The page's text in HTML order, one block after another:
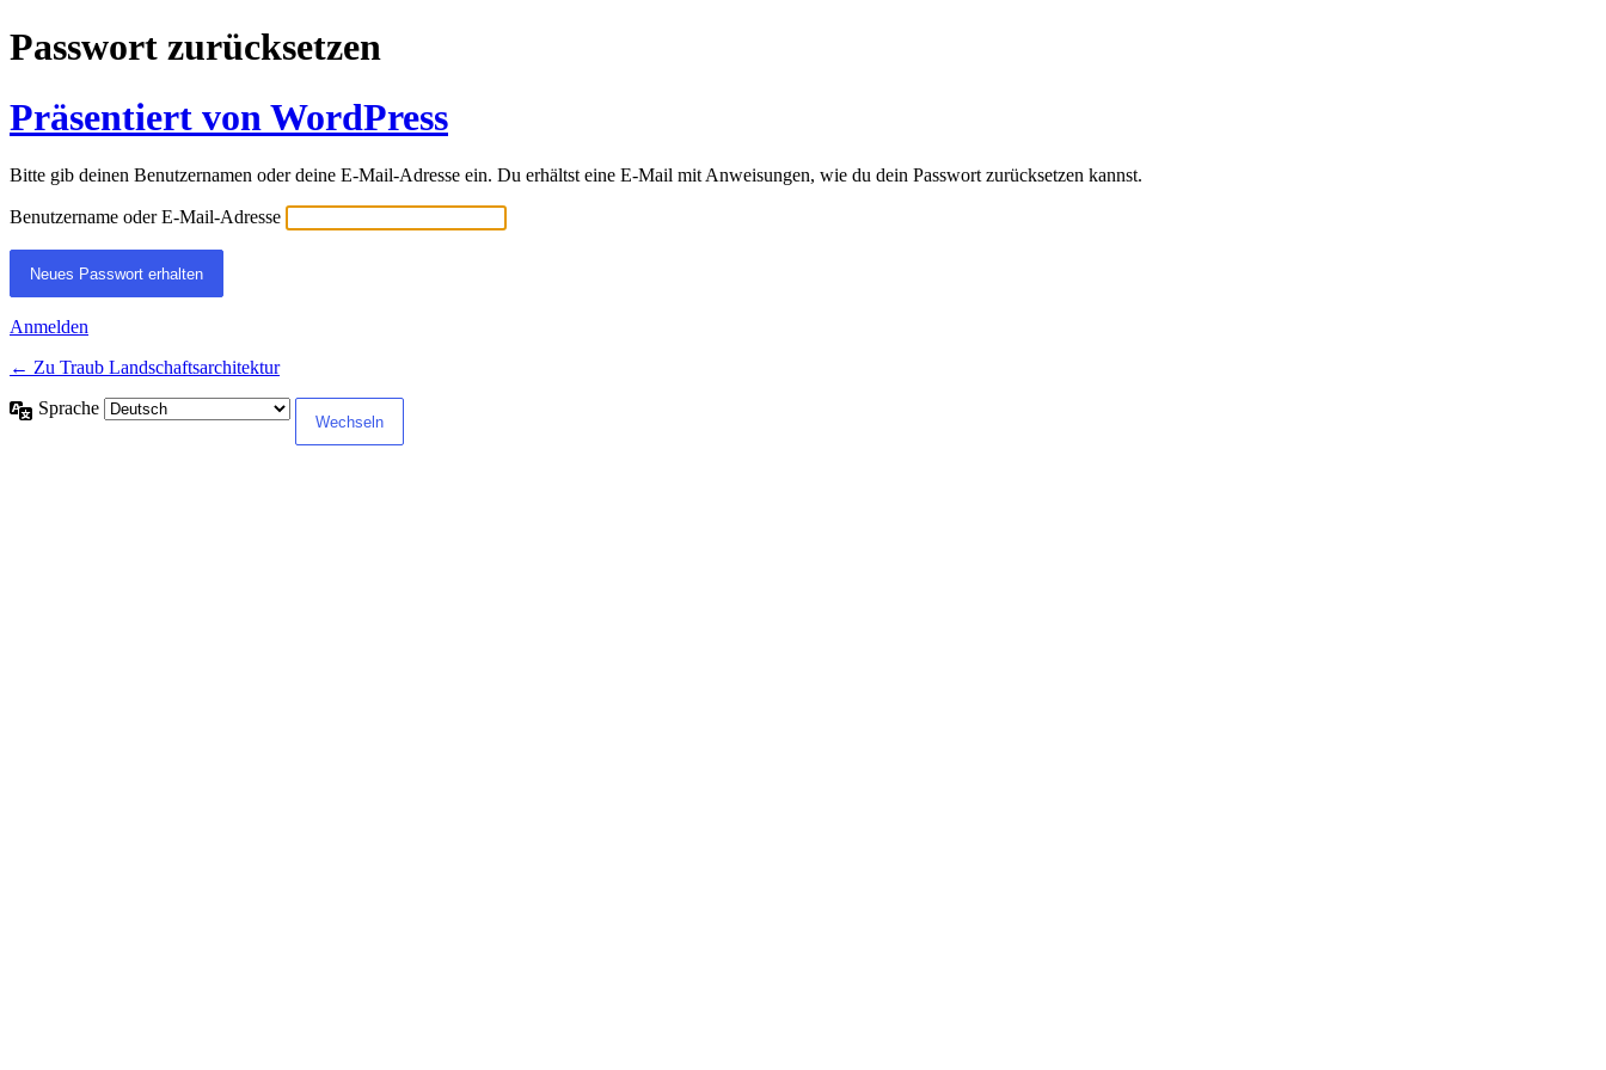
Passwort zurücksetzen
Präsentiert von WordPress
Bitte gib deinen Benutzernamen oder deine E-Mail-Adresse ein. Du erhältst eine E-Mail mit Anweisungen, wie du dein Passwort zurücksetzen kannst.
Benutzername oder E-Mail-Adresse
Anmelden
← Zu Traub Landschaftsarchitektur
Sprache